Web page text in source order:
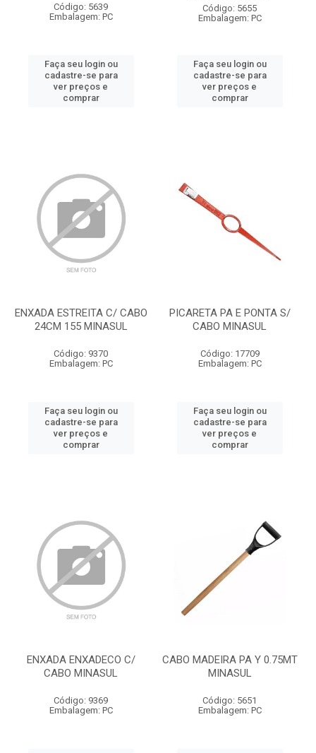
Código: 5639
Embalagem: PC
Faça seu login ou
cadastre-se para
ver preços e
comprar
Código: 5655
Embalagem: PC
Faça seu login ou
cadastre-se para
ver preços e
comprar
ENXADA ESTREITA C/ CABO
24CM 155 MINASUL
Código: 9370
Embalagem: PC
Faça seu login ou
cadastre-se para
ver preços e
comprar
PICARETA PA E PONTA S/
CABO MINASUL
Código: 17709
Embalagem: PC
Faça seu login ou
cadastre-se para
ver preços e
comprar
ENXADA ENXADECO C/
CABO MINASUL
Código: 9369
Embalagem: PC
CABO MADEIRA PA Y 0.75MT
MINASUL
Código: 5651
Embalagem: PC